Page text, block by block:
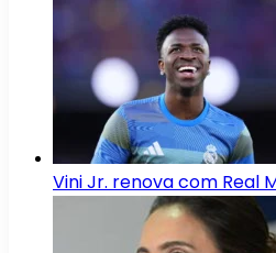
Vini Jr. renova com Real